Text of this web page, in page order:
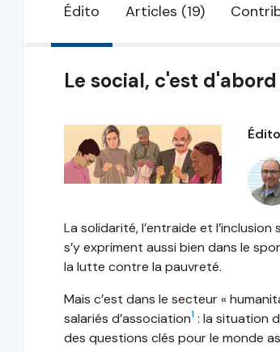
Édito Articles (19)
Le social, c'est
La solidarité, l’entraide et
s’y expriment aussi bien dans le
la lutte contre la pauvreté.
Mais c’est dans le secteur «
salariés d’association1 : la situation
des questions clés pour le monde